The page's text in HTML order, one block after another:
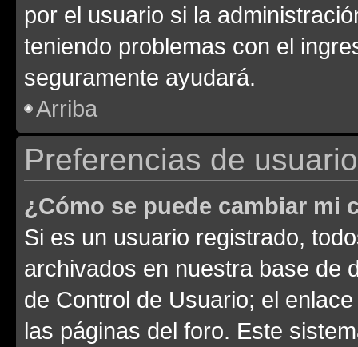
por el usuario si la
teniendo problemas con el
seguramente ayudará.
Arriba
Preferencias de
¿Cómo se puede cambiar mi
Si es un usuario registrado,
archivados en nuestra base de
de Control de Usuario; el
las páginas del foro. Este